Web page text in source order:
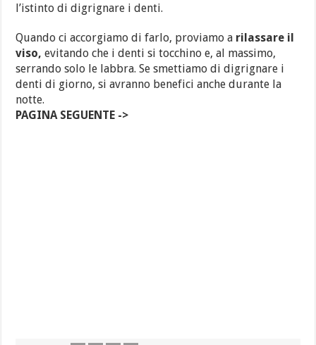
l’istinto di digrignare i denti.
Quando ci accorgiamo di farlo, proviamo a rilassare il
viso,evitando che i denti si tocchino e, al massimo,
serrando solo le labbra. Se smettiamo di digrignare i
denti di giorno, si avranno benefici anche durante la
notte.
PAGINA SEGUENTE ->